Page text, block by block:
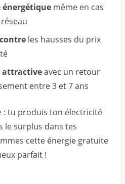
même en cas
les hausses du prix
attractiveavec un retour
entre 3 et 7 ans
: tu produis ton électricité
le surplus dans tes
cette énergie gratuite
parfait !